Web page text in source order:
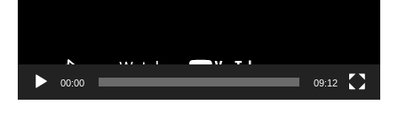
00:00 09:12